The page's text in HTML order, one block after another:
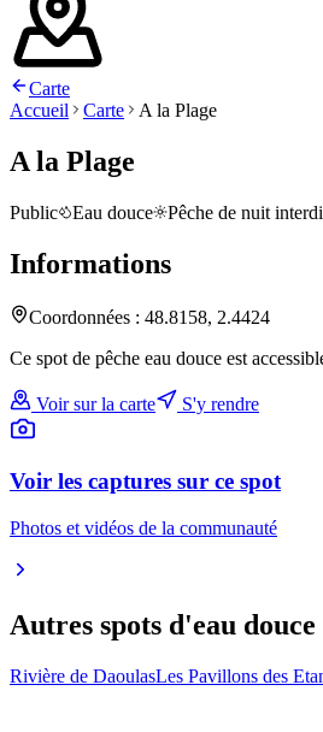
Carte
Accueil
Carte A la Plage
A la Plage
Public Eau douce Pêche de nuit
Informations
Coordonnées : 48.8158, 2.4424
Ce spot de pêche eau douce est
Voir sur la carte S'y rendre
Voir les captures sur ce spot
Photos et vidéos de la communauté
Autres spots d'eau douce
Rivière de DaoulasLes Pavillons des